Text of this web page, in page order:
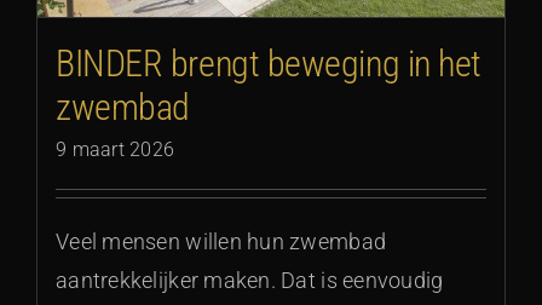
BINDER brengt beweging in het
zwembad
9 maart 2026
Veel mensen willen hun zwembad
aantrekkelijker maken. Dat is eenvoudig